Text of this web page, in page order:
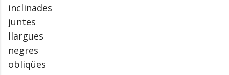
inclinades
juntes
llargues
negres
obliqües